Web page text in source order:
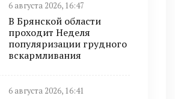
6 августа 2026, 16:47
В Брянской области
проходит Неделя
популяризации грудного
вскармливания
6 августа 2026, 16:41